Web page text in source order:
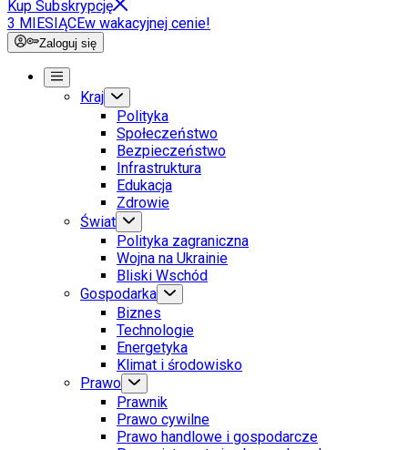
Kup Subskrypcję
3 MIESIĄCEw wakacyjnej cenie!
Zaloguj się
Kraj
Polityka
Społeczeństwo
Bezpieczeństwo
Infrastruktura
Edukacja
Zdrowie
Świat
Polityka zagraniczna
Wojna na Ukrainie
Bliski Wschód
Gospodarka
Biznes
Technologie
Energetyka
Klimat i środowisko
Prawo
Prawnik
Prawo cywilne
Prawo handlowe i gospodarcze